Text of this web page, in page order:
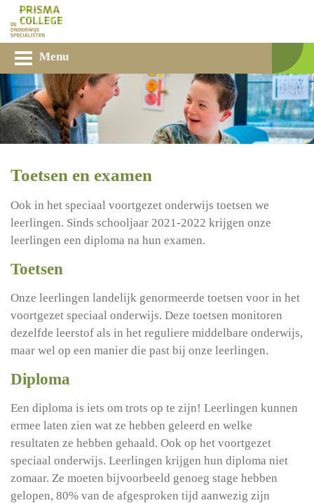
Menu
Toetsen en examen
Ook in het speciaal voortgezet onderwijs toetsen we
leerlingen. Sinds schooljaar 2021-2022 krijgen onze
leerlingen een diploma na hun examen.
Toetsen
Onze leerlingen landelijk genormeerde toetsen voor in het
voortgezet speciaal onderwijs. Deze toetsen monitoren
dezelfde leerstof als in het reguliere middelbare onderwijs,
maar wel op een manier die past bij onze leerlingen.
Diploma
Een diploma is iets om trots op te zijn! Leerlingen kunnen
ermee laten zien wat ze hebben geleerd en welke
resultaten ze hebben gehaald. Ook op het voortgezet
speciaal onderwijs. Leerlingen krijgen hun diploma niet
zomaar. Ze moeten bijvoorbeeld genoeg stage hebben
gelopen, 80% van de afgesproken tijd aanwezig zijn